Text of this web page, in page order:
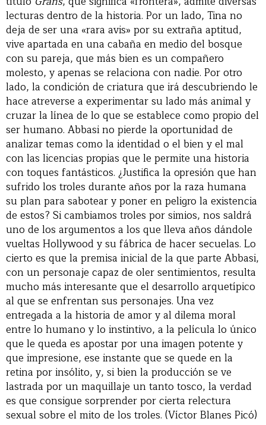
lecturas dentro de la historia. Por un lado, Tina no
deja de ser una «rara avis» por su extraña aptitud,
vive apartada en una cabaña en medio del bosque
con su pareja, que más bien es un compañero
molesto, y apenas se relaciona con nadie. Por otro
lado, la condición de criatura que irá descubriendo le
hace atreverse a experimentar su lado más animal y
cruzar la línea de lo que se establece como propio del
ser humano. Abbasi no pierde la oportunidad de
analizar temas como la identidad o el bien y el mal
con las licencias propias que le permite una historia
con toques fantásticos. ¿Justifica la opresión que han
sufrido los troles durante años por la raza humana
su plan para sabotear y poner en peligro la existencia
de estos? Si cambiamos troles por simios, nos saldrá
uno de los argumentos a los que lleva años dándole
vueltas Hollywood y su fábrica de hacer secuelas. Lo
cierto es que la premisa inicial de la que parte Abbasi,
con un personaje capaz de oler sentimientos, resulta
mucho más interesante que el desarrollo arquetípico
al que se enfrentan sus personajes. Una vez
entregada a la historia de amor y al dilema moral
entre lo humano y lo instintivo, a la película lo único
que le queda es apostar por una imagen potente y
que impresione, ese instante que se quede en la
retina por insólito, y, si bien la producción se ve
lastrada por un maquillaje un tanto tosco, la verdad
es que consigue sorprender por cierta relectura
sexual sobre el mito de los troles. (Víctor Blanes Picó)